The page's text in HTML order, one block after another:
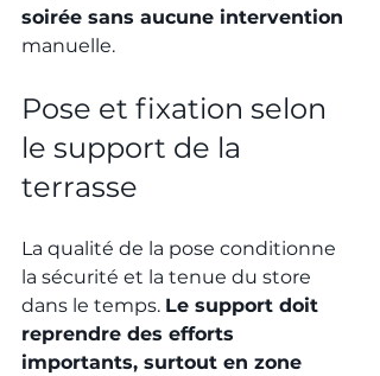
soirée sans aucune intervention
manuelle.
Pose et fixation selon
le support de la
terrasse
La qualité de la pose conditionne
la sécurité et la tenue du store
dans le temps. Le support doit
reprendre des efforts
importants, surtout en zone